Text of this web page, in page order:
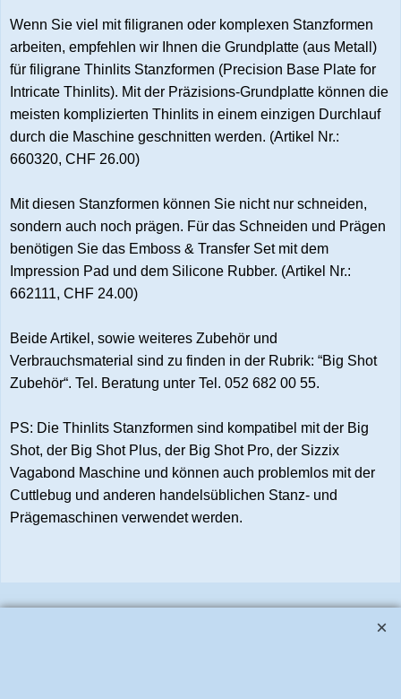
Wenn Sie viel mit filigranen oder komplexen Stanzformen
arbeiten, empfehlen wir Ihnen die Grundplatte (aus Metall)
für filigrane Thinlits Stanzformen (Precision Base Plate for
Intricate Thinlits). Mit der Präzisions-Grundplatte können die
meisten komplizierten Thinlits in einem einzigen Durchlauf
durch die Maschine geschnitten werden. (Artikel Nr.:
660320, CHF 26.00)
Mit diesen Stanzformen können Sie nicht nur schneiden,
sondern auch noch prägen. Für das Schneiden und Prägen
benötigen Sie das Emboss & Transfer Set mit dem
Impression Pad und dem Silicone Rubber. (Artikel Nr.:
662111, CHF 24.00)
Beide Artikel, sowie weiteres Zubehör und
Verbrauchsmaterial sind zu finden in der Rubrik: “Big Shot
Zubehör“. Tel. Beratung unter Tel. 052 682 00 55.
PS: Die Thinlits Stanzformen sind kompatibel mit der Big
Shot, der Big Shot Plus, der Big Shot Pro, der Sizzix
Vagabond Maschine und können auch problemlos mit der
Cuttlebug und anderen handelsüblichen Stanz- und
Prägemaschinen verwendet werden.
Shop für Sizzix Scrapbook und Cardmaking Produkte. Copyright 2025 Alle